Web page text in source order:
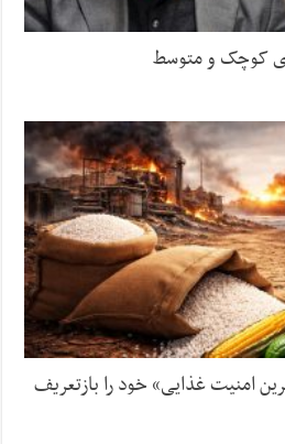
کوچک و متوسط
امنیت غذایی» خود را بازتعریف